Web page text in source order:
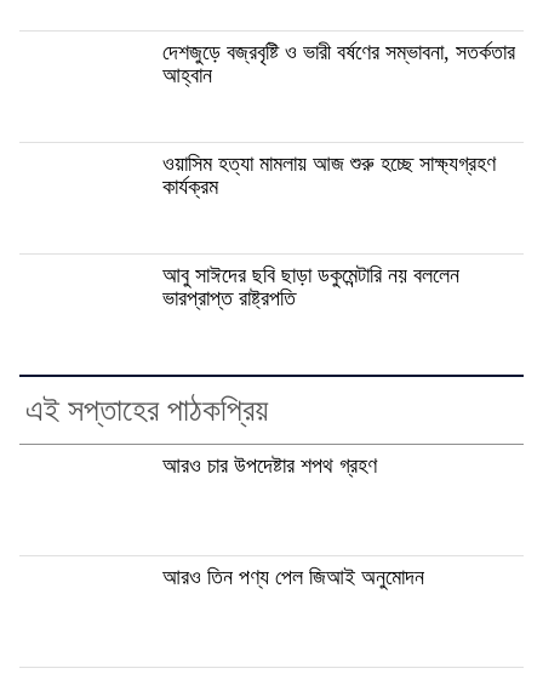
দেশজুড়ে বজ্রবৃষ্টি ও ভারী বর্ষণের সম্ভাবনা, সতর্কতার
আহ্বান
ওয়াসিম হত্যা মামলায় আজ শুরু হচ্ছে সাক্ষ্যগ্রহণ
কার্যক্রম
আবু সাঈদের ছবি ছাড়া ডকুমেন্টারি নয় বললেন
ভারপ্রাপ্ত রাষ্ট্রপতি
এই সপ্তাহের পাঠকপ্রিয়
আরও চার উপদেষ্টার শপথ গ্রহণ
আরও তিন পণ্য পেল জিআই অনুমোদন